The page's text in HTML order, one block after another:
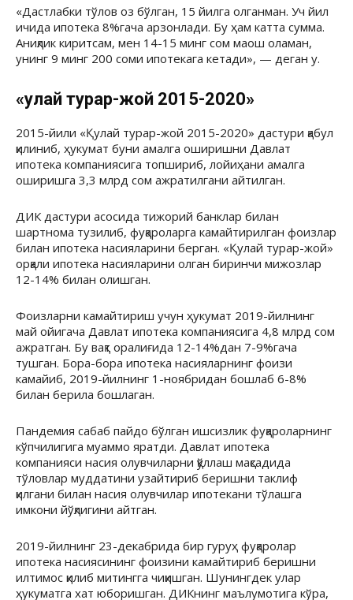
«Дастлабки тўлов оз бўлган, 15 йилга олганман. Уч йил
ичида ипотека 8%гача арзонлади. Бу ҳам катта сумма.
Аниқлик киритсам, мен 14-15 минг сом маош оламан,
унинг 9 минг 200 соми ипотекага кетади», — деган у.
«Қулай турар-жой 2015-2020»
2015-йили «Қулай турар-жой 2015-2020» дастури қабул
қилиниб, ҳукумат буни амалга оширишни Давлат
ипотека компаниясига топшириб, лойиҳани амалга
оширишга 3,3 млрд сом ажратилгани айтилган.
ДИК дастури асосида тижорий банклар билан
шартнома тузилиб, фуқароларга камайтирилган фоизлар
билан ипотека насияларини берган. «Қулай турар-жой»
орқали ипотека насияларини олган биринчи мижозлар
12-14% билан олишган.
Фоизларни камайтириш учун ҳукумат 2019-йилнинг
май ойигача Давлат ипотека компаниясига 4,8 млрд сом
ажратган. Бу вақт оралиғида 12-14%дан 7-9%гача
тушган. Бора-бора ипотека насияларнинг фоизи
камайиб, 2019-йилнинг 1-ноябридан бошлаб 6-8%
билан берила бошлаган.
Пандемия сабаб пайдо бўлган ишсизлик фуқароларнинг
кўпчилигига муаммо яратди. Давлат ипотека
компанияси насия олувчиларни қўллаш мақсадида
тўловлар муддатини узайтириб беришни таклиф
қилгани билан насия олувчилар ипотекани тўлашга
имкони йўқлигини айтган.
2019-йилнинг 23-декабрида бир гуруҳ фуқаролар
ипотека насиясининг фоизини камайтириб беришни
илтимос қилиб митингга чиқишган. Шунингдек улар
ҳукуматга хат юборишган. ДИКнинг маълумотига кўра,